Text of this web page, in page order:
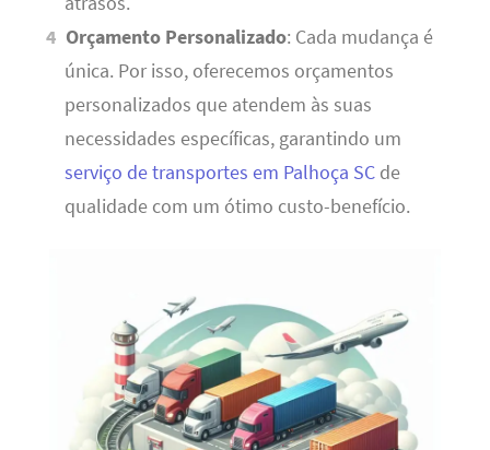
Orçamento Personalizado: Cada mudança é
única. Por isso, oferecemos orçamentos
personalizados que atendem às suas
necessidades específicas, garantindo um
serviço de transportes em Palhoça SCde
qualidade com um ótimo custo-benefício.